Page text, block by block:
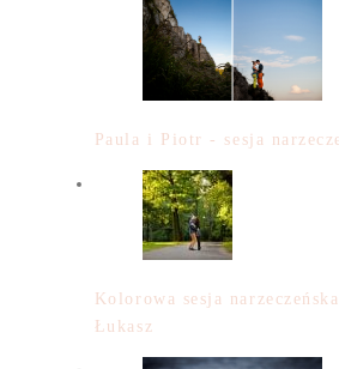
Paula i Piotr - sesja
Kolorowa sesja
Łukasz